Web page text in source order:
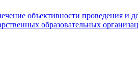
объективности проведения и
образовательных